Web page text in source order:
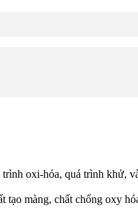
oxi-hóa, quá trình khử,
tạo màng, chất chống oxy